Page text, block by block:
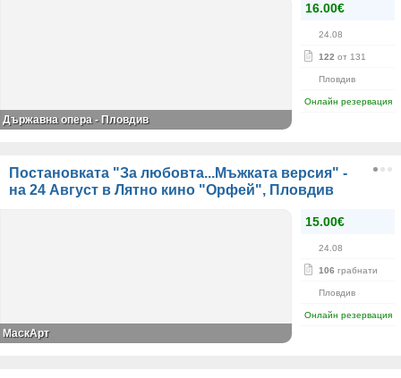
16.00€
24.08
122 от 131
Пловдив
Онлайн резервация
Държавна опера - Пловдив
Постановката "За любовта...Мъжката версия" -
на 24 Август в Лятно кино "Орфей", Пловдив
15.00€
24.08
106 грабнати
Пловдив
Онлайн резервация
МаскАрт